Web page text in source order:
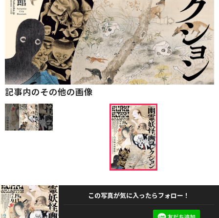
記事内のその他の画像
この写真が気に入ったらフォロー！